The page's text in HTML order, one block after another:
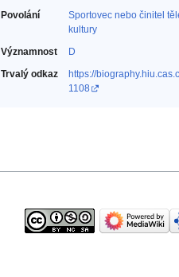
Povolání
Sportovec nebo činitel
kultury‎
Významnost
D
Trvalý odkaz
https://
1108